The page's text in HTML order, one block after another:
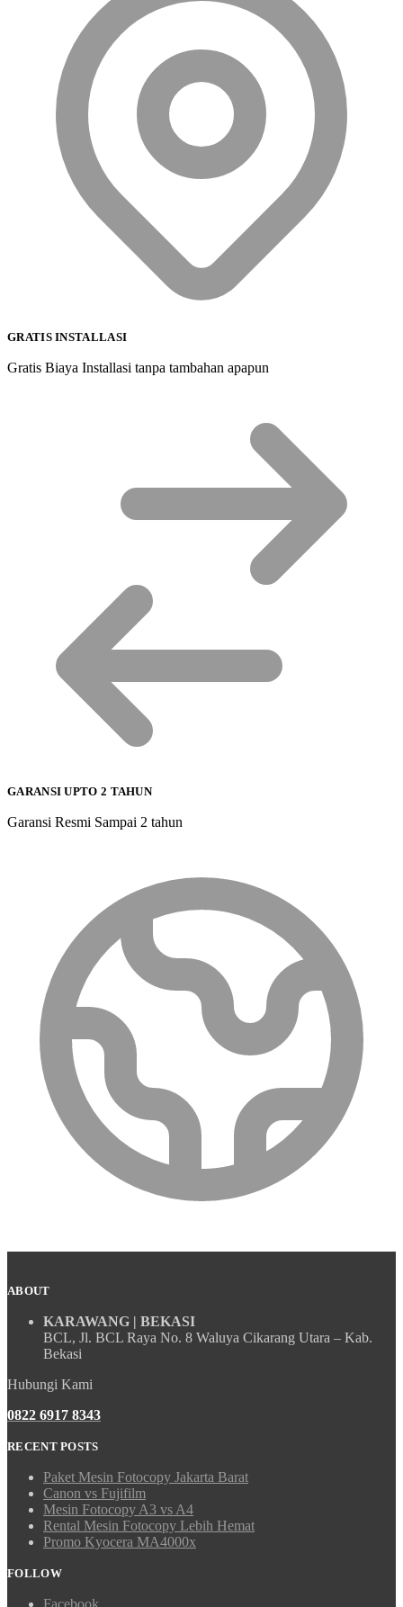
GRATIS INSTALLASI
Gratis Biaya Installasi tanpa tambahan apapun
GARANSI UPTO 2 TAHUN
Garansi Resmi Sampai 2 tahun
ABOUT
KARAWANG | BEKASI
BCL, Jl. BCL Raya No. 8 Waluya Cikarang Utara – Kab.
Bekasi
Hubungi Kami
0822 6917 8343
RECENT POSTS
Paket Mesin Fotocopy Jakarta Barat
Canon vs Fujifilm
Mesin Fotocopy A3 vs A4
Rental Mesin Fotocopy Lebih Hemat
Promo Kyocera MA4000x
FOLLOW